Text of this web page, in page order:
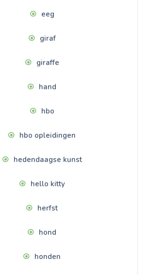
eeg
giraf
giraffe
hand
hbo
hbo opleidingen
hedendaagse kunst
hello kitty
herfst
hond
honden